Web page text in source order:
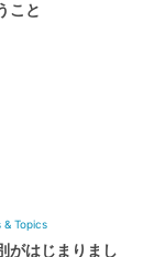
こと
& Topics
がはじまりまし